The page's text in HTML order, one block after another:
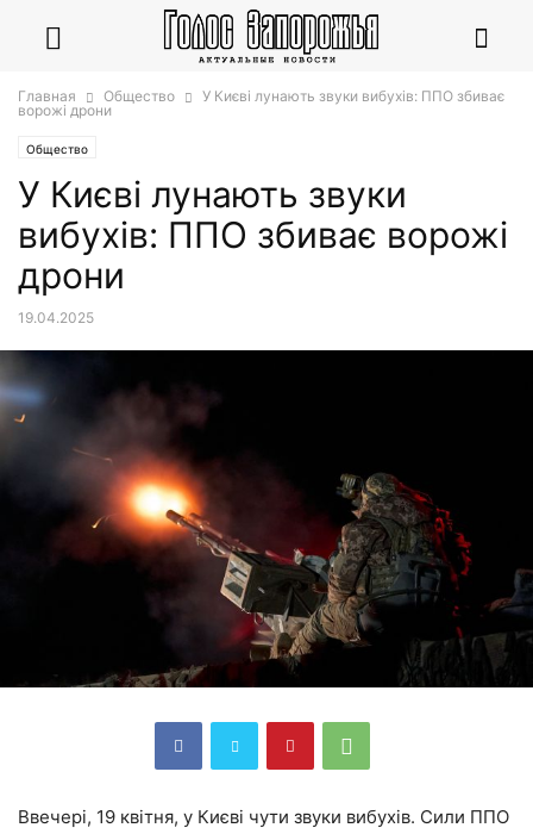
Главная Общество
У Києві лунають звуки вибухів: ППО збиває
ворожі дрони
Общество
У Києві лунають звуки
вибухів: ППО збиває ворожі
дрони
19.04.2025
Ввечері, 19 квітня, у Києві чути звуки вибухів. Сили ППО